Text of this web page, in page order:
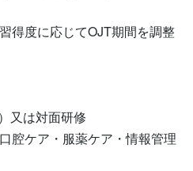
得度に応じてOJT期間を調整
又は対面研修
腔ケア・服薬ケア・情報管理